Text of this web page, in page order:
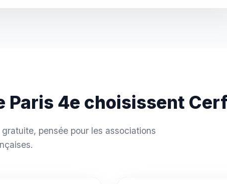
Paris 4e choisissent
pensée pour les associations